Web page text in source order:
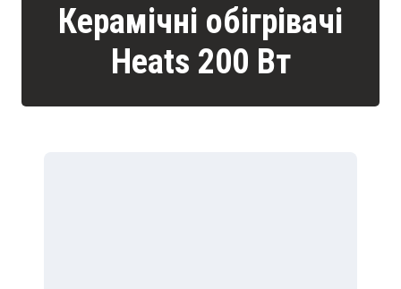
Керамічні обігрівачі
Heats 200 Вт